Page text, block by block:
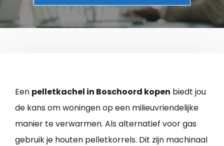
Een pelletkachel in Boschoord kopen biedt jou
de kans om woningen op een milieuvriendelijke
manier te verwarmen. Als alternatief voor gas
gebruik je houten pelletkorrels. Dit zijn machinaal